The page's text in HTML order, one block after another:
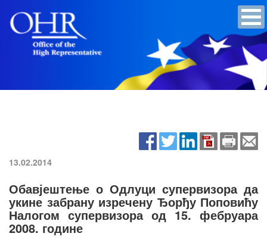
13.02.2014
Обавјештење о Одлуци супервизора да
укине забрану изречену Ђорђу Поповићу
Налогом супервизора од 15. фебруара
2008. године